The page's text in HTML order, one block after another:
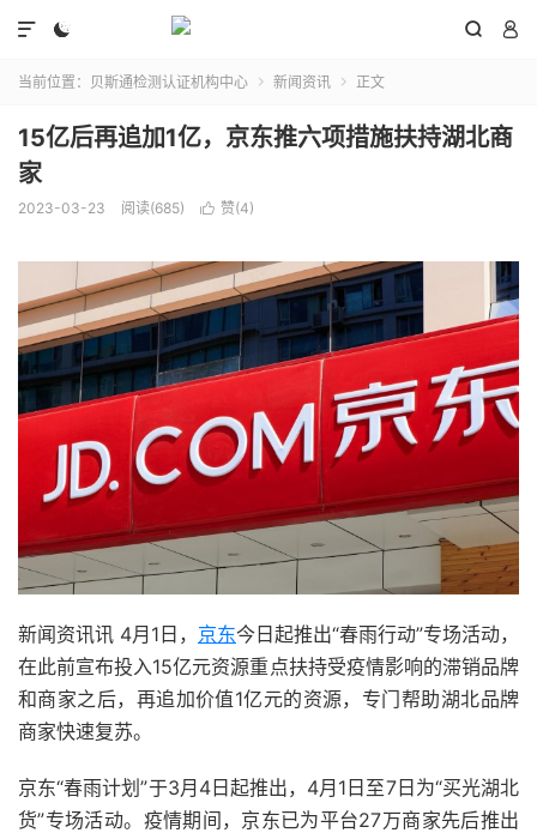
  

当前位置： 贝斯通检测认证机构中心  新闻资讯  正文
15亿后再追加1亿，京东推六项措施扶持湖北商
家
2023-03-23 阅读(685)  赞(4)
新闻资讯讯 4月1日， 京东今日起推出“春雨行动”专场活动，
在此前宣布投入15亿元资源重点扶持受疫情影响的滞销品牌
和商家之后，再追加价值1亿元的资源，专门帮助湖北品牌
商家快速复苏。
京东“春雨计划”于3月4日起推出，4月1日至7日为“买光湖北
货”专场活动。疫情期间，京东已为平台27万商家先后推出